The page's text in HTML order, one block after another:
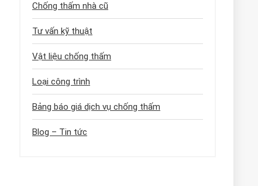
Chống thấm nhà cũ
Tư vấn kỹ thuật
Vật liệu chống thấm
Loại công trình
Bảng báo giá dịch vụ chống thấm
Blog – Tin tức